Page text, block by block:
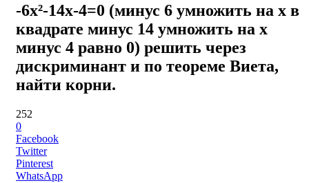
-6x²-14x-4=0 (минус 6 умножить на x в
квадрате минус 14 умножить на x
минус 4 равно 0) решить через
дискриминант и по теореме Виета,
найти корни.
252
0
Facebook
Twitter
Pinterest
WhatsApp